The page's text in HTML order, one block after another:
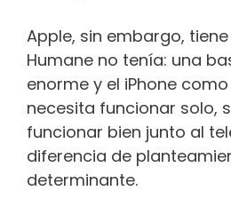
Apple, sin embargo,
Humane no tenía: una
enorme y el iPhone
necesita funcionar solo,
funcionar bien junto al
diferencia de
determinante.